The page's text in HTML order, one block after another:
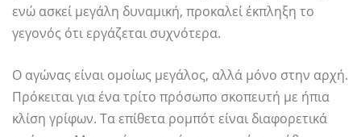
ενώ ασκεί μεγάλη δυναμική, προκαλεί έκπληξη το
γεγονός ότι εργάζεται συχνότερα.
Ο αγώνας είναι ομοίως μεγάλος, αλλά μόνο στην αρχή.
Πρόκειται για ένα τρίτο πρόσωπο σκοπευτή με ήπια
κλίση γρίφων. Τα επίθετα ρομπότ είναι διαφορετικά